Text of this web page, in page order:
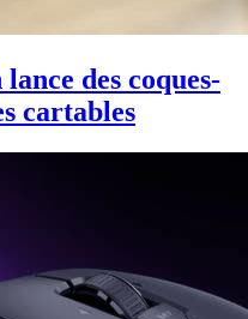
des coques-
cartables